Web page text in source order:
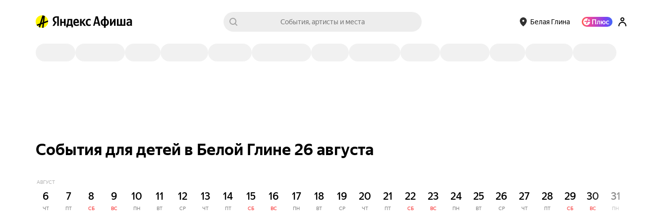
События, артисты и места Белая Глина
События для детей в Белой Глине 26 августа
АВГУСТ
6
ЧТ
7
ПТ
8
СБ
9
ВС
10
ПН
11
ВТ
12
СР
13
ЧТ
14
ПТ
15
СБ
16
ВС
17
ПН
18
ВТ
19
СР
20
ЧТ
21
ПТ
22
СБ
23
ВС
24
ПН
25
ВТ
26
СР
27
ЧТ
28
ПТ
29
СБ
30
ВС
31
ПН